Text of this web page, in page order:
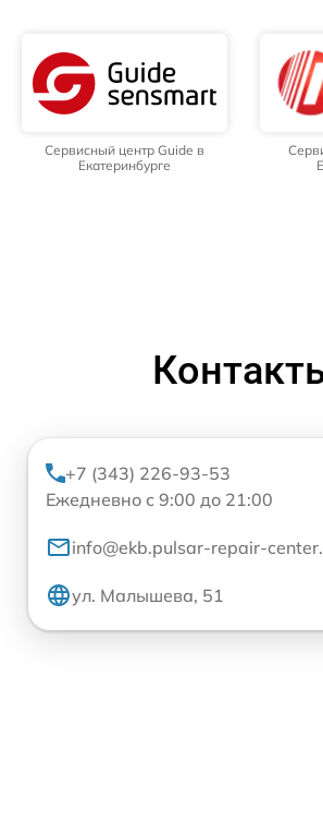
Сервисный центр Guide в
Екатеринбурге
+7 (343) 226-93-53
Ежедневно с 9:00 до 21:00
info@ekb.pulsar-repair-
ул. Малышева, 51